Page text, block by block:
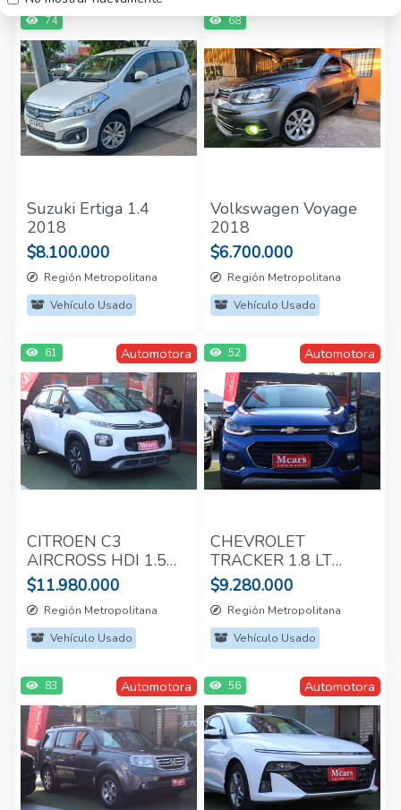
74
Suzuki Ertiga 1.4
2018
$8.100.000
Región Metropolitana
Vehículo Usado
68
Volkswagen Voyage
2018
$6.700.000
Región Metropolitana
Vehículo Usado
Automotora
61
CITROEN C3
AIRCROSS HDI 1.5
TURBO 2021
$11.980.000
Región Metropolitana
Vehículo Usado
Automotora
52
CHEVROLET
TRACKER 1.8 LT
2017
$9.280.000
Región Metropolitana
Vehículo Usado
Automotora
83 Automotora
56